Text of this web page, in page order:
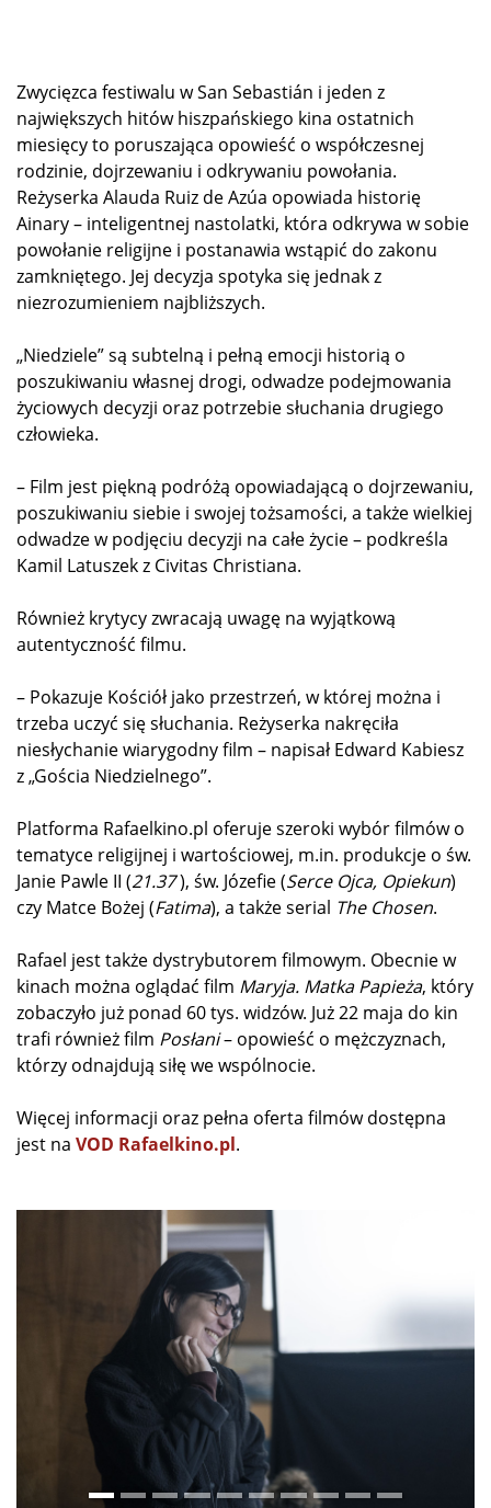
Zwycięzca festiwalu w San Sebastián i jeden z
największych hitów hiszpańskiego kina ostatnich
miesięcy to poruszająca opowieść o współczesnej
rodzinie, dojrzewaniu i odkrywaniu powołania.
Reżyserka Alauda Ruiz de Azúa opowiada historię
Ainary – inteligentnej nastolatki, która odkrywa w sobie
powołanie religijne i postanawia wstąpić do zakonu
zamkniętego. Jej decyzja spotyka się jednak z
niezrozumieniem najbliższych.
„Niedziele” są subtelną i pełną emocji historią o
poszukiwaniu własnej drogi, odwadze podejmowania
życiowych decyzji oraz potrzebie słuchania drugiego
człowieka.
– Film jest piękną podróżą opowiadającą o dojrzewaniu,
poszukiwaniu siebie i swojej tożsamości, a także wielkiej
odwadze w podjęciu decyzji na całe życie – podkreśla
Kamil Latuszek z Civitas Christiana.
Również krytycy zwracają uwagę na wyjątkową
autentyczność filmu.
– Pokazuje Kościół jako przestrzeń, w której można i
trzeba uczyć się słuchania. Reżyserka nakręciła
niesłychanie wiarygodny film – napisał Edward Kabiesz
z „Gościa Niedzielnego”.
Platforma Rafaelkino.pl oferuje szeroki wybór filmów o
tematyce religijnej i wartościowej, m.in. produkcje o św.
Janie Pawle II (21.37), św. Józefie (Serce Ojca, Opiekun)
czy Matce Bożej (Fatima), a także serial The Chosen.
Rafael jest także dystrybutorem filmowym. Obecnie w
kinach można oglądać film Maryja. Matka Papieża, który
zobaczyło już ponad 60 tys. widzów. Już 22 maja do kin
trafi również film Posłani– opowieść o mężczyznach,
którzy odnajdują siłę we wspólnocie.
Więcej informacji oraz pełna oferta filmów dostępna
jest na VOD Rafaelkino.pl.